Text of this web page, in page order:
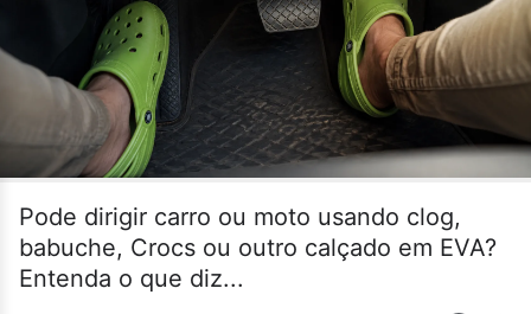
Pode dirigir carro ou moto usando clog,
babuche, Crocs ou outro calçado em EVA?
Entenda o que diz...